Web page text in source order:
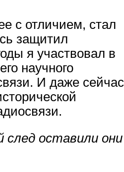
с отличием, стал
защитил
я участвовал в
научного
И даже сейчас
оставили